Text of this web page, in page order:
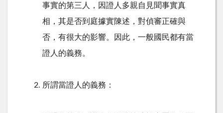
事實的第三人，因證人多親自見聞事實真
相，其是否到庭據實陳述，對偵審正確與
否，有很大的影響。因此，一般國民都有當
證人的義務。
所謂當證人的義務：